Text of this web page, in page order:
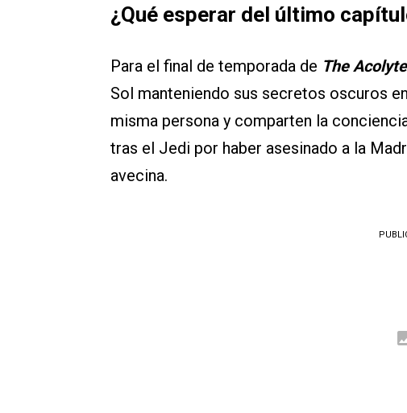
¿Qué esperar del último
Para el final de temporada de The Acolyte
Sol manteniendo sus secretos oscuros
misma persona y comparten la
tras el Jedi por haber asesinado a la
avecina.